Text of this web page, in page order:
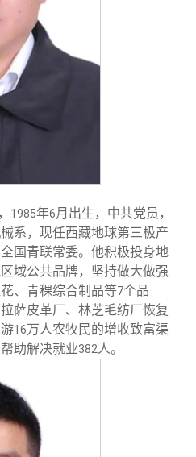
1985年6月出生，中共党员，
系，现任西藏地球第三极产
国青联常委。他积极投身地
域公共品牌，坚持做大做强
、青稞综合制品等7个品
萨皮革厂、林芝毛纺厂恢复
16万人农牧民的增收致富渠
助解决就业382人。